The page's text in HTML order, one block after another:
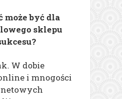
może być dla
sklepu
W dobie
i mnogości